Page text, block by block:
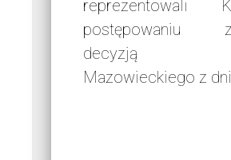
reprezentowali
postępowaniu
decyzją
Mazowieckiego z